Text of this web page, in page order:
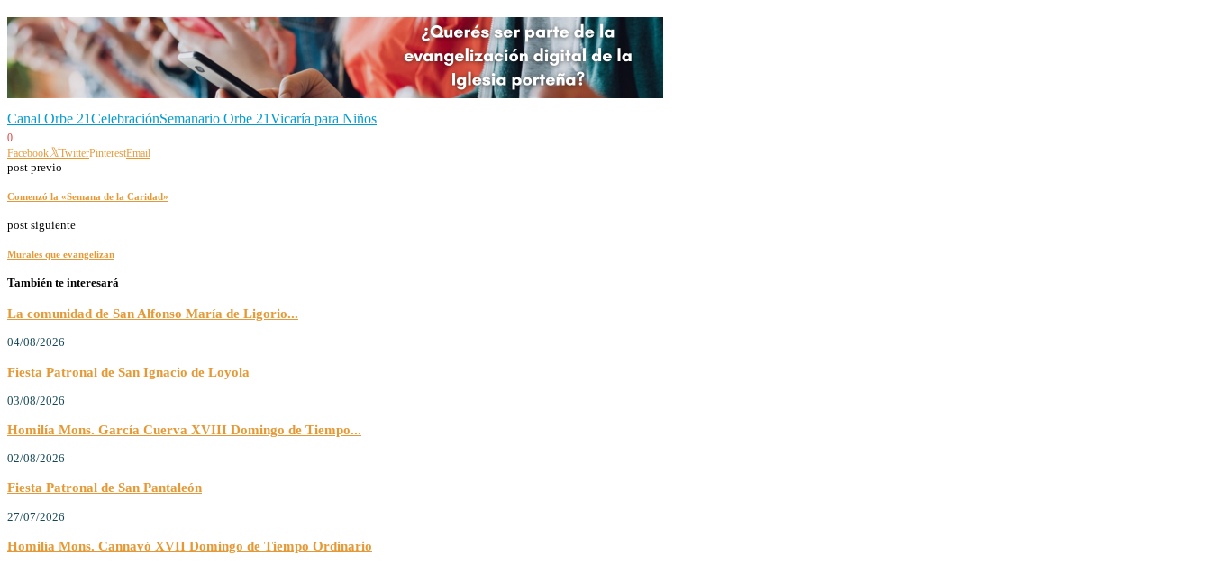
Canal Orbe 21CelebraciónSemanario Orbe 21Vicaría para Niños
0
Facebook
TwitterPinterestEmail
post previo
Comenzó la «Semana de la Caridad»
post siguiente
Murales que evangelizan
También te interesará
La comunidad de San Alfonso María de Ligorio...
04/08/2026
Fiesta Patronal de San Ignacio de Loyola
03/08/2026
Homilía Mons. García Cuerva XVIII Domingo de Tiempo...
02/08/2026
Fiesta Patronal de San Pantaleón
27/07/2026
Homilía Mons. Cannavó XVII Domingo de Tiempo Ordinario